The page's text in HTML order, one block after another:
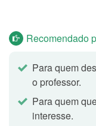
à vontade para
Topic 4 Qual
viagem que
Esta aula tem
Recomendado
Para quem
o professor.
Para quem
interesse.